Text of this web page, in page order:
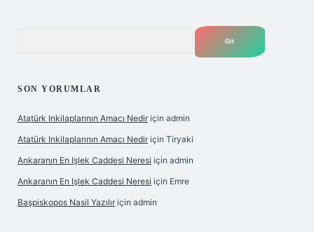
SON YORUMLAR
Atatürk Inkilaplarının Amacı Nedir için admin
Atatürk Inkilaplarının Amacı Nedir için Tiryaki
Ankaranın En Işlek Caddesi Neresi için admin
Ankaranın En Işlek Caddesi Neresi için Emre
Başpiskopos Nasil Yazılır için admin